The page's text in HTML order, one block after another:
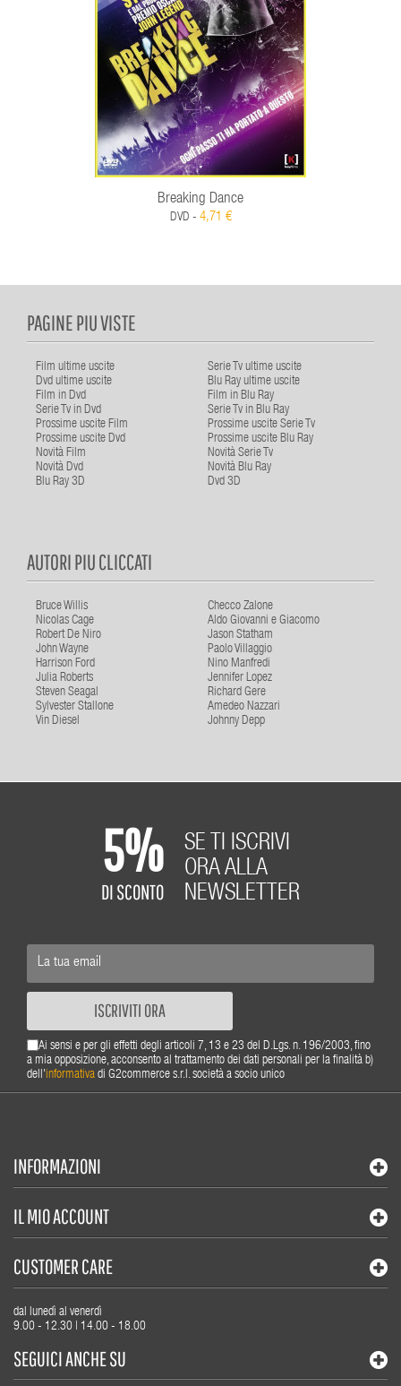
Breaking Dance
DVD - 4,71 €
PAGINE PIU VISTE
Film ultime uscite
Serie Tv ultime uscite
Dvd ultime uscite
Blu Ray ultime uscite
Film in Dvd
Film in Blu Ray
Serie Tv in Dvd
Serie Tv in Blu Ray
Prossime uscite Film
Prossime uscite Serie Tv
Prossime uscite Dvd
Prossime uscite Blu Ray
Novità Film
Novità Serie Tv
Novità Dvd
Novità Blu Ray
Blu Ray 3D
Dvd 3D
AUTORI PIU CLICCATI
Bruce Willis
Checco Zalone
Nicolas Cage
Aldo Giovanni e Giacomo
Robert De Niro
Jason Statham
John Wayne
Paolo Villaggio
Harrison Ford
Nino Manfredi
Julia Roberts
Jennifer Lopez
Steven Seagal
Richard Gere
Sylvester Stallone
Amedeo Nazzari
Vin Diesel
Johnny Depp
5%
DI SCONTO
SE TI ISCRIVI
ORA ALLA
NEWSLETTER
ISCRIVITI ORA
Ai sensi e per gli effetti degli articoli 7, 13 e 23 del D.Lgs. n. 196/2003, fino
a mia opposizione, acconsento al trattamento dei dati personali per la finalità b)
dell'informativa di G2commerce s.r.l. società a socio unico
INFORMAZIONI
IL MIO ACCOUNT
CUSTOMER CARE
dal lunedì al venerdì
9.00 - 12.30 | 14.00 - 18.00
SEGUICI ANCHE SU